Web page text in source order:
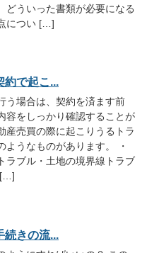
どういった書類が必要になる
につい […]
約で起こ...
う場合は、契約を済ます前
容をしっかり確認することが
産売買の際に起こりうるトラ
ようなものがあります。 ・
ラブル・土地の境界線トラブ
[…]
続きの流...